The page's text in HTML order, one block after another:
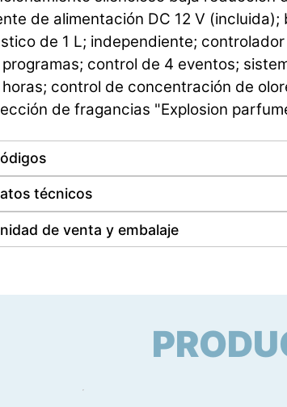
de alimentación DC 12 V (incluida);
de 1 L; independiente;
control de 4 eventos;
control de concentración de
de fragancias "Explosion
117122
8056324538745
85098000
técnicos
5.5 kg
(LxPxH)195 x 195 x 638 mm
de venta y embalaje